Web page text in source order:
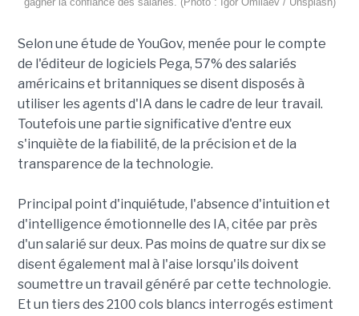
Selon une étude de YouGov, menée pour le compte
de l'éditeur de logiciels Pega, 57% des salariés
américains et britanniques se disent disposés à
utiliser les agents d'IA dans le cadre de leur travail.
Toutefois une partie significative d'entre eux
s'inquiète de la fiabilité, de la précision et de la
transparence de la technologie.
Principal point d'inquiétude, l'absence d'intuition et
d'intelligence émotionnelle des IA, citée par près
d'un salarié sur deux. Pas moins de quatre sur dix se
disent également mal à l'aise lorsqu'ils doivent
soumettre un travail généré par cette technologie.
Et un tiers des 2100 cols blancs interrogés estiment